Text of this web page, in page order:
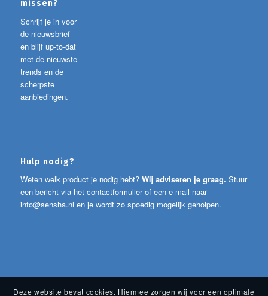
missen?
Schrijf je in voor
de nieuwsbrief
en blijf up-to-dat
met de nieuwste
trends en de
scherpste
aanbiedingen.
Hulp nodig?
Weten welk product je nodig hebt? Wij adviseren je graag. Stuur
een bericht via het contactformulier of een e-mail naar
info@sensha.nl en je wordt zo spoedig mogelijk geholpen.
Deze website bevat cookies. Hiermee zorgen wij voor een optimale